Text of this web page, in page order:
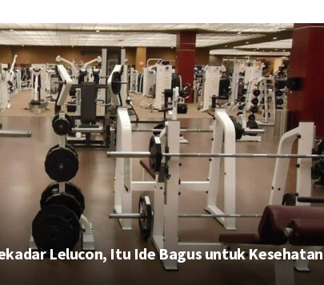
Lelucon, Itu Ide Bagus untuk Kesehatan